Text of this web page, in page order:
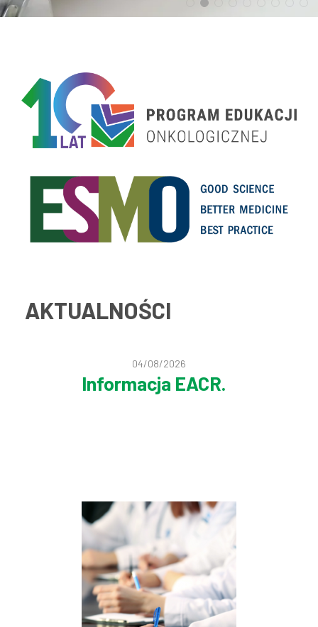
AKTUALNOŚCI
04/08/2026
Informacja EACR.